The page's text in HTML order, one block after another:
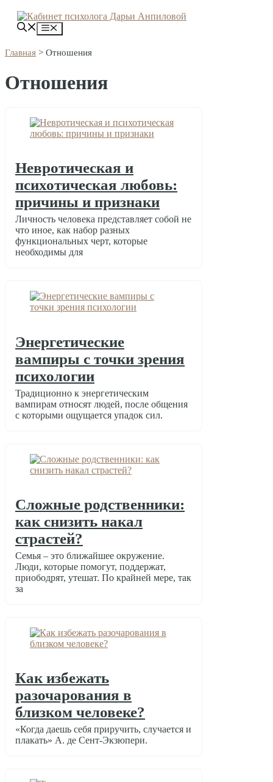
Перейти
содержимомуМеню
Главная > Отношения
Отношения
Невротическая и
психотическая любовь:
причины и признаки
Личность человека представляет собой не
что иное, как набор разных
функциональных черт, которые
необходимы для
Энергетические
вампиры с точки зрения
психологии
Традиционно к энергетическим
вампирам относят людей, после общения
с которыми ощущается упадок сил.
Сложные родственники:
как снизить накал
страстей?
Семья – это ближайшее окружение.
Люди, которые помогут, поддержат,
приободрят, утешат. По крайней мере, так
за
Как избежать
разочарования в
близком человеке?
«Когда даешь себя приручить, случается и
плакать» А. де Сент-Экзюпери.